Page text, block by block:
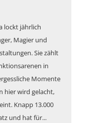
lockt jährlich
Magier und
Sie zählt
in
Momente
hier wird gelacht,
Knapp 13.000
und hat für...